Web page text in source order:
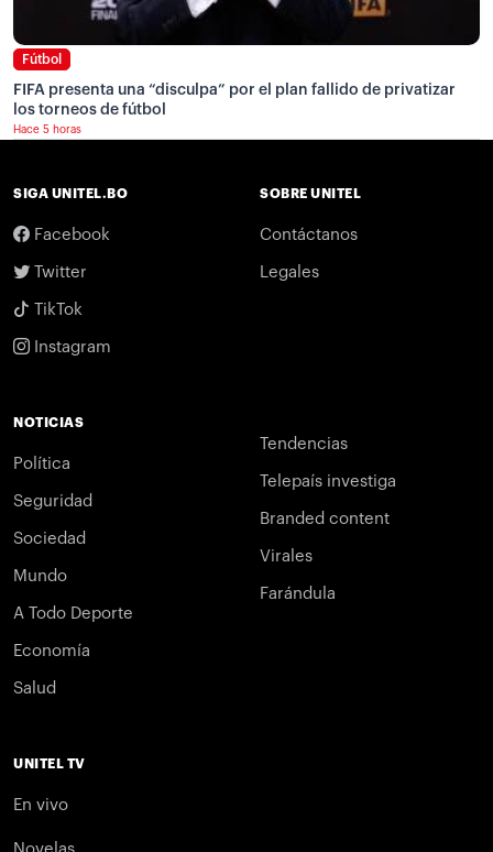
Fútbol
FIFA presenta una “disculpa” por el plan fallido de privatizar
los torneos de fútbol
Hace 5 horas
SIGA UNITEL.BO
Facebook
Twitter
TikTok
Instagram
SOBRE UNITEL
Contáctanos
Legales
NOTICIAS
Política
Seguridad
Sociedad
Mundo
A Todo Deporte
Economía
Salud
Tendencias
Telepaís investiga
Branded content
Virales
Farándula
UNITEL TV
En vivo